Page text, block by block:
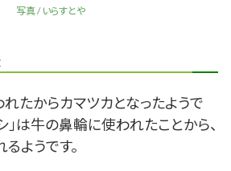
写真 / いらすとや
たからカマツカとなったようで
」は牛の鼻輪に使われたことから、
ようです。